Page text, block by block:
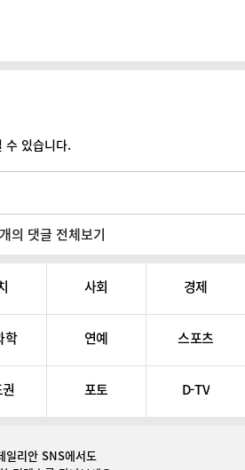
수 있습니다.
의 댓글 전체보기
사회 경제
학 연예 스포츠
포토 D-TV
일리안 SNS에서도